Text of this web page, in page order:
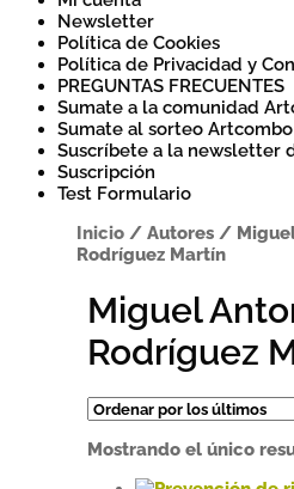
Newsletter
Política de Cookies
Política de Privacidad y
PREGUNTAS FRECUENTES
Sumate a la comunidad
Sumate al sorteo Artcombo
Suscríbete a la newsletter
Suscripción
Test Formulario
Inicio /Autores /
Rodríguez Martín
Miguel
Rodríguez
Mostrando el único